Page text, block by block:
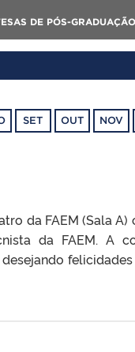
DE PÓS-GRADUAÇÃO
SET OUT NOV
da FAEM (Sala
da FAEM. A